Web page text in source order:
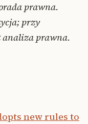
prawna.
przy
analiza prawna.
new rules to